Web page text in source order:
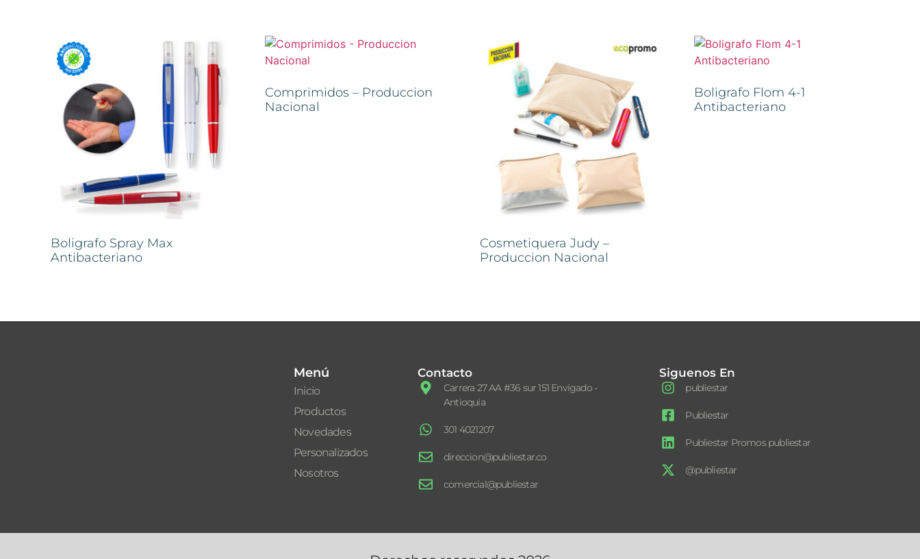
Boligrafo Spray Max
Antibacteriano
Comprimidos – Produccion
Nacional
Cosmetiquera Judy –
Produccion Nacional
Boligrafo Flom 4-1
Antibacteriano
Menú
Inicio
Productos
Novedades
Personalizados
Nosotros
Contacto
Carrera 27 AA #36 sur 151 Envigado -
Antioquia
301 4021207
direccion@publiestar.co
comercial@publiestar
Siguenos En
publiestar
Publiestar
Publiestar Promos publiestar
@publiestar